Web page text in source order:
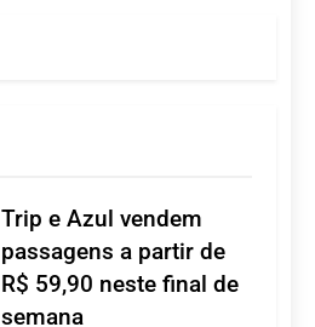
Balanger assume
comando do Wyndham
São Paulo Ibirapuera
5 De Agosto De 2026
LATAM anuncia 42
rotas na primeira fase
de operação do
Embraer 195-E2
5 De Agosto De 2026
Trip e Azul vendem
passagens a partir de
R$ 59,90 neste final de
semana